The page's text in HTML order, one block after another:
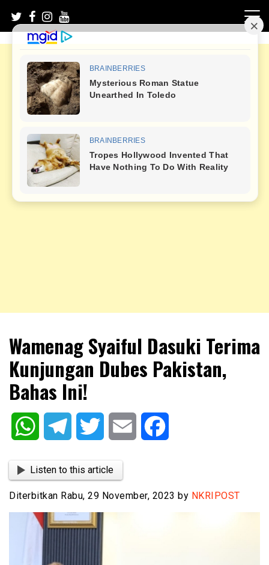
content
NKRIPOST
Wamenag Syaiful Dasuki Terima
Kunjungan Dubes Pakistan,
Bahas Ini!
WhatsAppTelegram Twitter Email
Listen to this article
Diterbitkan Rabu, 29 November, 2023 by NKRIPOST